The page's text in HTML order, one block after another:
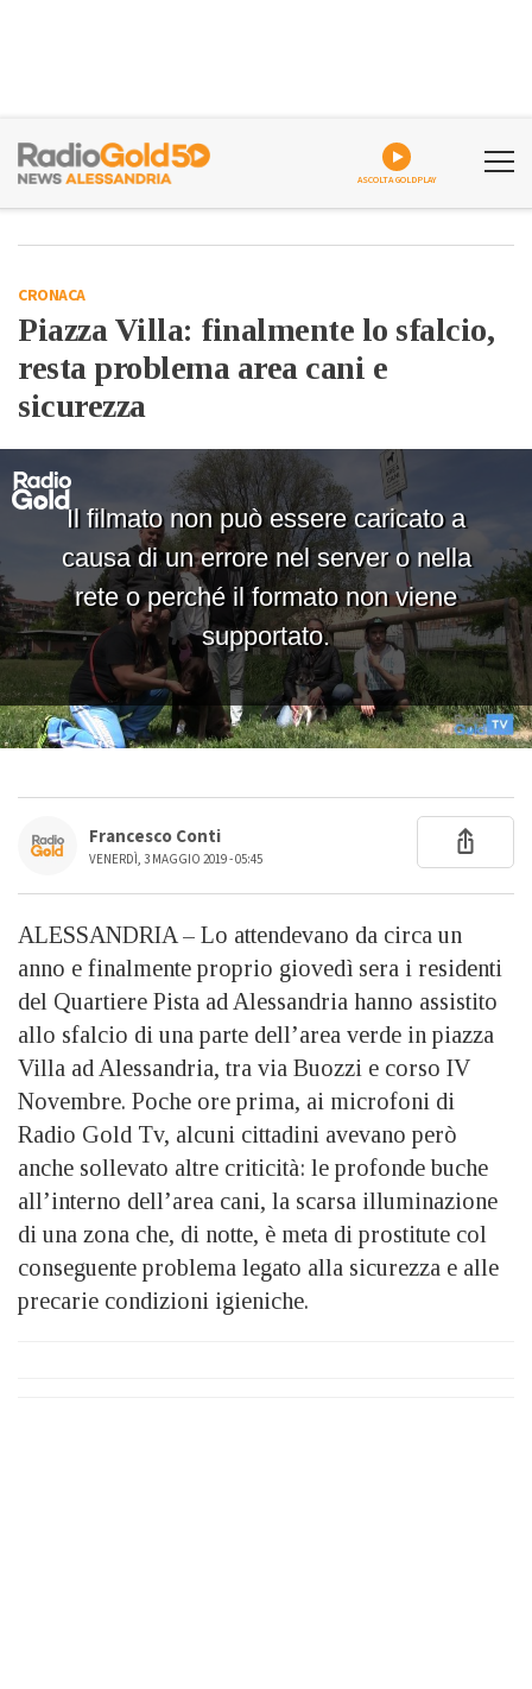
ASCOLTA GOLDPLAY
CRONACA
Piazza Villa: finalmente lo sfalcio,
resta problema area cani e
sicurezza
Francesco Conti
VENERDÌ, 3 MAGGIO 2019 - 05:45
ALESSANDRIA – Lo attendevano da circa un
anno e finalmente proprio giovedì sera i residenti
del Quartiere Pista ad Alessandria hanno assistito
allo sfalcio di una parte dell’area verde in piazza
Villa ad Alessandria, tra via Buozzi e corso IV
Novembre. Poche ore prima, ai microfoni di
Radio Gold Tv, alcuni cittadini avevano però
anche sollevato altre criticità: le profonde buche
all’interno dell’area cani, la scarsa illuminazione
di una zona che, di notte, è meta di prostitute col
conseguente problema legato alla sicurezza e alle
precarie condizioni igieniche.